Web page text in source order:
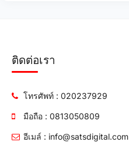
ติดต่อเรา
โทรศัพท์ : 020237929
มือถือ : 0813050809
อีเมล์ : info@satsdigital.com